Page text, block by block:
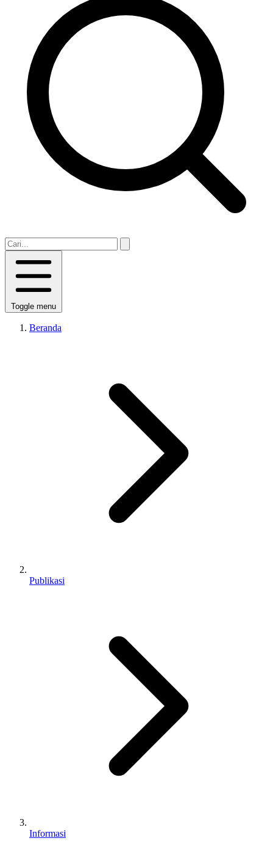
Toggle menu
Beranda
Publikasi
Informasi